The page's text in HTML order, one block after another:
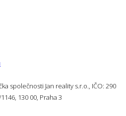
společnosti Jan reality s.r.o., IČO: 290
130 00, Praha 3